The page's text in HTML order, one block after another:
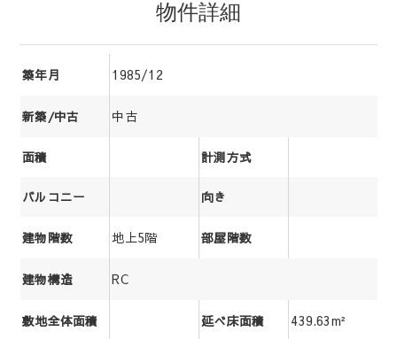
物件詳細
築年月 1985/12
新築/中古 中古
面積 計測方式
バルコニー 向き
建物階数 地上5階 部屋階数
建物構造 RC
敷地全体面積 延べ床面積 439.63m²